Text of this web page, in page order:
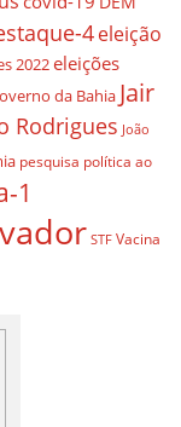
4eleição
2022eleições
da Bahia Jair
Rodrigues João
pesquisa política ao
1
STF Vacina